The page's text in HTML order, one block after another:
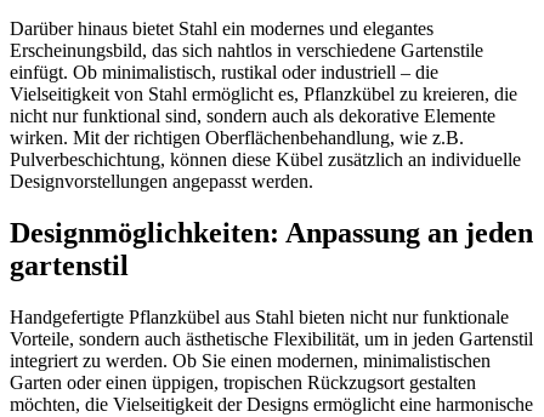
Darüber hinaus bietet Stahl ein modernes und elegantes
Erscheinungsbild, das sich nahtlos in verschiedene Gartenstile
einfügt. Ob minimalistisch, rustikal oder industriell – die
Vielseitigkeit von Stahl ermöglicht es, Pflanzkübel zu kreieren, die
nicht nur funktional sind, sondern auch als dekorative Elemente
wirken. Mit der richtigen Oberflächenbehandlung, wie z.B.
Pulverbeschichtung, können diese Kübel zusätzlich an individuelle
Designvorstellungen angepasst werden.
Designmöglichkeiten: Anpassung an jeden
gartenstil
Handgefertigte Pflanzkübel aus Stahl bieten nicht nur funktionale
Vorteile, sondern auch ästhetische Flexibilität, um in jeden Gartenstil
integriert zu werden. Ob Sie einen modernen, minimalistischen
Garten oder einen üppigen, tropischen Rückzugsort gestalten
möchten, die Vielseitigkeit der Designs ermöglicht eine harmonische